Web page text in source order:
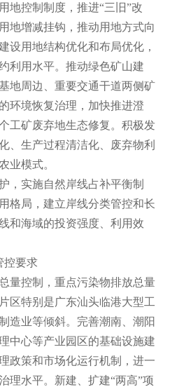
地控制制度，推进“三旧”改
地增减挂钩，推动用地方式向
设用地结构优化和布局优化，
利用水平。推动绿色矿山建
地周边、重要交通干道两侧矿
环境恢复治理，加快推进澄
工矿废弃地生态修复。积极发
、生产过程清洁化、废弃物利
业模式。
实施自然岸线占补平衡制
格局，建立岸线分类管控和长
和海域的投资强度、利用效
要求
控制，重点污染物排放总量
区特别是广东汕头临港大型工
造业等倾斜。完善潮南、潮阳
中心等产业园区的基础设施建
政策和市场化运行机制，进一
理水平。新建、扩建“两高”项